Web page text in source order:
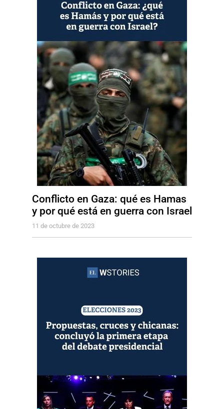
Conflicto en Gaza: qué es Hamas
y por qué está en guerra con Israel
11 de octubre de 2023